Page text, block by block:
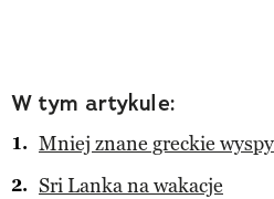
W tym artykule:
Mniej znane greckie wyspy
Sri Lanka na wakacje